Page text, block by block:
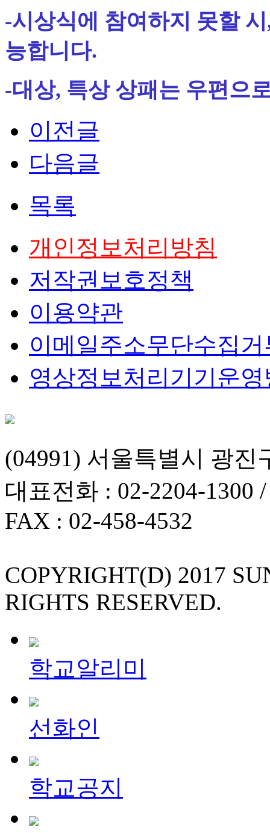
-시상식에 참여하지 못할
능합니다.
-대상, 특상 상패는 우편으
이전글
다음글
목록
개인정보처리방침
저작권보호정책
이용약관
이메일주소무단수집거
영상정보처리기기운
(04991) 서울특별시 광진
대표전화 : 02-2204-1300
FAX : 02-458-4532
COPYRIGHT(D) 2017
RIGHTS RESERVED.
학교알리미
선화인
학교공지